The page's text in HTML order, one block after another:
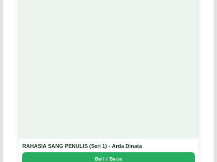
RAHASIA SANG PENULIS (Seri 1) - Arda Dinata
Beli / Baca